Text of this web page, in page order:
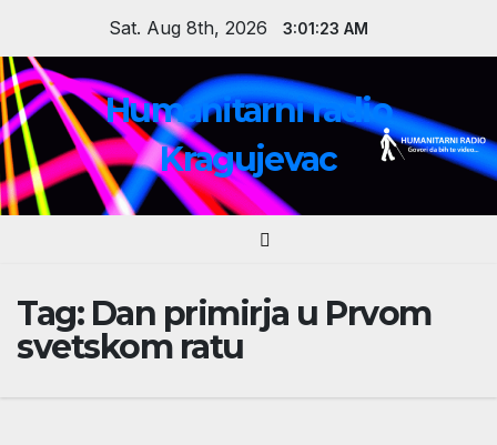
content
Sat. Aug 8th, 2026 3:01:23 AM
Humanitarni radio
Kragujevac
Tag: Dan primirja u Prvom
svetskom ratu